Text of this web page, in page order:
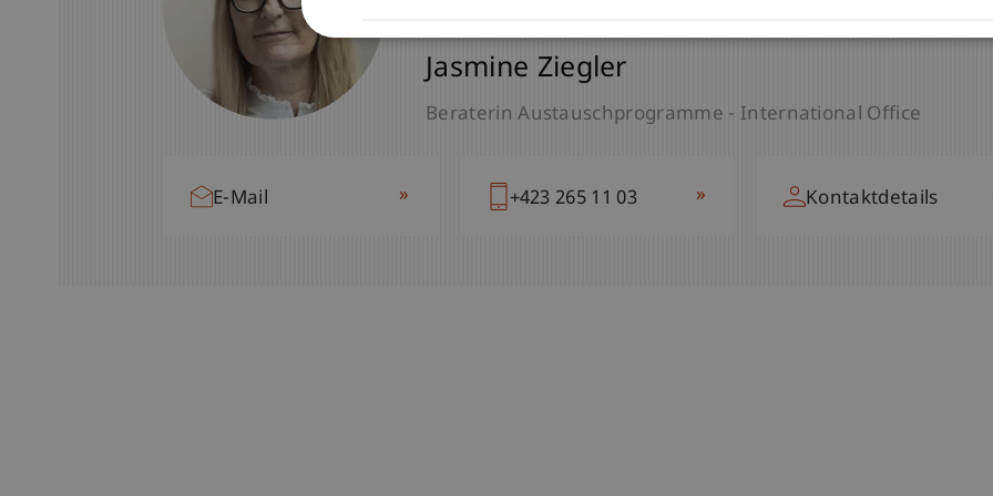
Jasmine Ziegler
Beraterin Austauschprogramme - International Office
E-Mail » +423 265 11 03 » Kontaktdetails